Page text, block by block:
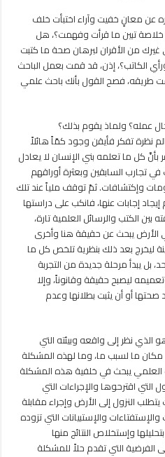
لِأي لونٍ طائِفي ، أو تيارٍ سياسي مُعين ، ولنا
واجتماعية ، بإعادةِ إحياء القيم والأخلاق
عن معانٍ خفيت وآراء اختبأت خلف
تبين ما قرأت وفهمت؟، هل
من الأقران لبرهان صحة ما كتبت
الكاتب؟، إذن، قد قمت بعمل الباحث
طريقه، فصح القول بأنك باحث علمي
عمله؟ ولماذ يقوم بذلك؟
نظرة تفكر فأيقن وجود كمّاً هائلاً
كل ما تعلمه بني الإنسان لا يعادل
تجارب السابقين وبعثرة أوراقهم
وإكتشافات. ثمّ توقف ملياً عند تلك
إجابات عنها، فانكب على دراستها
الكتب والرسائل العلمية تارة،
الأرض يبحث عن حقيقة هنا وأخرى
ليخرج بعد ذلك بنظرية تلخص كل ما
بل يبدأ مرحلة جديدة من التجربة
ليصبح حقيقة وقانوناً، وإلا
أو أن يثبت بطلانها وعدم
نظر إلى واقعه وبيئته التي
ما لسبب ما، وما لهذه المشكلة
العلمي يبحث في خلفية هذه المشكلة
اقترحوها والإجراءات التي
النزول إلى الأرض وإجراء مقابلة
والإستبيانات التي تزوده
وإستخلاص النتائج منها
التي تقدم حلاً للمشكلة